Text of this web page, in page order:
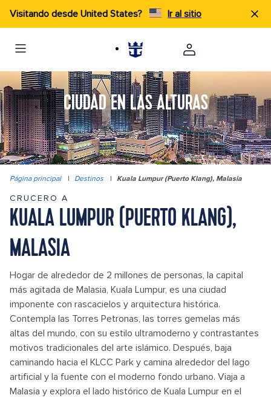
Visitando desde United States? Ir al sitio
CIUDAD EN LAS ALTURAS
Página principal | Destinos | Kuala Lumpur (Puerto Klang), Malasia
CRUCERO A
KUALA LUMPUR (PUERTO KLANG),
MALASIA
Hogar de alrededor de 2 millones de personas, la capital
más agitada de Malasia, Kuala Lumpur, es una ciudad
imponente con rascacielos y arquitectura histórica.
Contempla las Torres Petronas, las torres gemelas más
altas del mundo, con su estilo ultramoderno y contrastantes
motivos tradicionales del arte islámico. Después, baja
caminando hacia el KLCC Park y camina alrededor del lago
artificial y la fuente con el moderno fondo urbano. Viaja a
Malasia y explora el lado histórico de Kuala Lumpur en el